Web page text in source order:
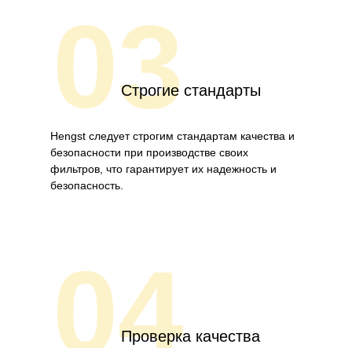
03Строгие стандарты
Hengst следует строгим стандартам качества и
безопасности при производстве своих
фильтров, что гарантирует их надежность и
безопасность.
04Проверка качества